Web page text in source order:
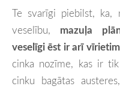
Te svarīgi piebilst, ka,
veselību, mazuļa
veselīgi ēst ir arī vīrietim
cinka nozīme, kas ir
cinku bagātas